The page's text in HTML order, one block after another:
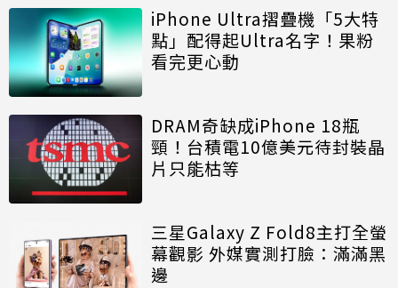
iPhone Ultra摺疊機「5大特
點」配得起Ultra名字！果粉
看完更心動
DRAM奇缺成iPhone 18瓶
頸！台積電10億美元待封裝晶
片只能枯等
三星Galaxy Z Fold8主打全螢
幕觀影 外媒實測打臉：滿滿黑
邊